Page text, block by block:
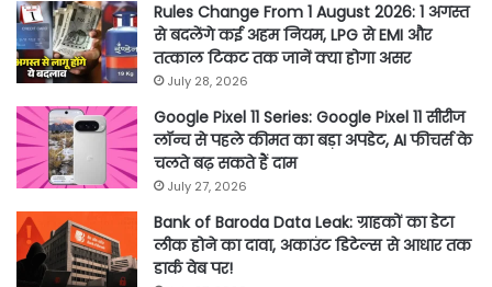
Rules Change From 1 August 2026: 1 अगस्त
से बदलेंगे कई अहम नियम, LPG से EMI और
तत्काल टिकट तक जानें क्या होगा असर
July 28, 2026
Google Pixel 11 Series: Google Pixel 11 सीरीज
लॉन्च से पहले कीमत का बड़ा अपडेट, AI फीचर्स के
चलते बढ़ सकते हैं दाम
July 27, 2026
Bank of Baroda Data Leak: ग्राहकों का डेटा
लीक होने का दावा, अकाउंट डिटेल्स से आधार तक
डार्क वेब पर!